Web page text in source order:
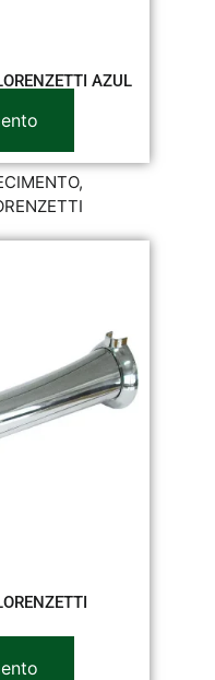
AZUL
,